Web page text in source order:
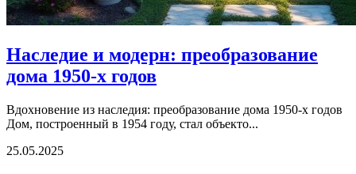
Наследие и модерн: преобразование
дома 1950-х годов
Вдохновение из наследия: преобразование дома 1950-х годов
Дом, построенный в 1954 году, стал объекто...
25.05.2025